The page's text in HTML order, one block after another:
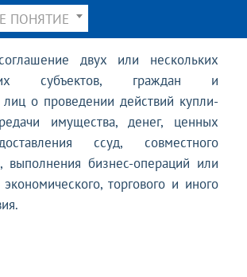
ПОНЯТИЕ
двух или нескольких
субъектов, граждан и
о проведении действий купли-
имущества, денег, ценных
ссуд, совместного
выполнения бизнес-операций или
торгового и иного